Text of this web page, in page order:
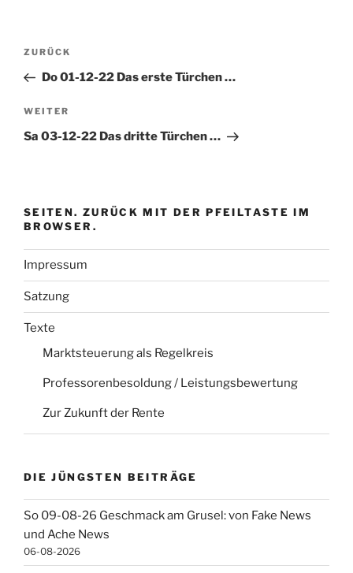
Beitragsnavigation
Vorheriger
Beitrag
ZURÜCK
Do 01-12-22 Das erste Türchen …
Nächster
Beitrag
WEITER
Sa 03-12-22 Das dritte Türchen …
SEITEN. ZURÜCK MIT DER PFEILTASTE IM
BROWSER.
Impressum
Satzung
Texte
Marktsteuerung als Regelkreis
Professorenbesoldung / Leistungsbewertung
Zur Zukunft der Rente
DIE JÜNGSTEN BEITRÄGE
So 09-08-26 Geschmack am Grusel: von Fake News
und Ache News
06-08-2026